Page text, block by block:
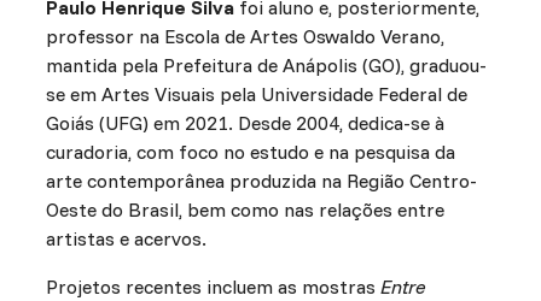
Paulo Henrique Silvafoi aluno e, posteriormente,
professor na Escola de Artes Oswaldo Verano,
mantida pela Prefeitura de Anápolis (GO), graduou-
se em Artes Visuais pela Universidade Federal de
Goiás (UFG) em 2021. Desde 2004, dedica-se à
curadoria, com foco no estudo e na pesquisa da
arte contemporânea produzida na Região Centro-
Oeste do Brasil, bem como nas relações entre
artistas e acervos.
Projetos recentes incluem as mostras Entre